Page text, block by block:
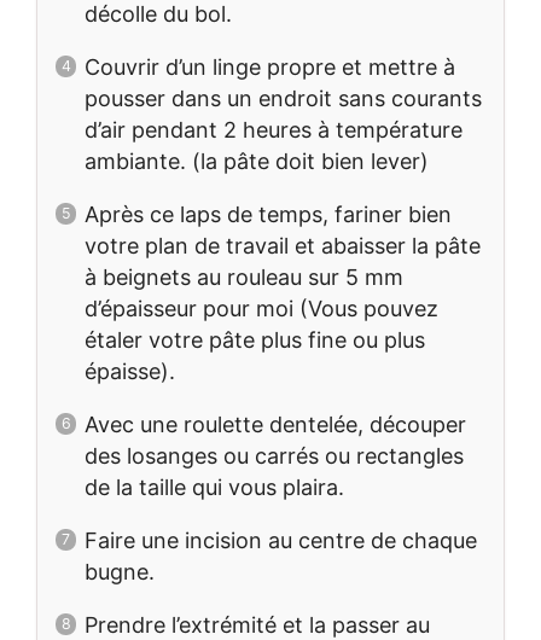
décolle du bol.
Couvrir d’un linge propre et mettre à
pousser dans un endroit sans courants
d’air pendant 2 heures à température
ambiante. (la pâte doit bien lever)
Après ce laps de temps, fariner bien
votre plan de travail et abaisser la pâte
à beignets au rouleau sur 5 mm
d’épaisseur pour moi (Vous pouvez
étaler votre pâte plus fine ou plus
épaisse).
Avec une roulette dentelée, découper
des losanges ou carrés ou rectangles
de la taille qui vous plaira.
Faire une incision au centre de chaque
bugne.
Prendre l’extrémité et la passer au